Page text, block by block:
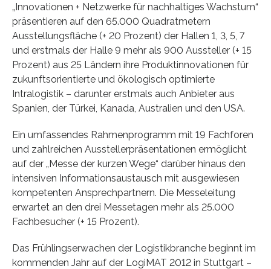
„Innovationen + Netzwerke für nachhaltiges Wachstum“
präsentieren auf den 65.000 Quadratmetern
Ausstellungsfläche (+ 20 Prozent) der Hallen 1, 3, 5, 7
und erstmals der Halle 9 mehr als 900 Aussteller (+ 15
Prozent) aus 25 Ländern ihre Produktinnovationen für
zukunftsorientierte und ökologisch optimierte
Intralogistik – darunter erstmals auch Anbieter aus
Spanien, der Türkei, Kanada, Australien und den USA.
Ein umfassendes Rahmenprogramm mit 19 Fachforen
und zahlreichen Ausstellerpräsentationen ermöglicht
auf der „Messe der kurzen Wege“ darüber hinaus den
intensiven Informationsaustausch mit ausgewiesen
kompetenten Ansprechpartnern. Die Messeleitung
erwartet an den drei Messetagen mehr als 25.000
Fachbesucher (+ 15 Prozent).
Das Frühlingserwachen der Logistikbranche beginnt im
kommenden Jahr auf der LogiMAT 2012 in Stuttgart –